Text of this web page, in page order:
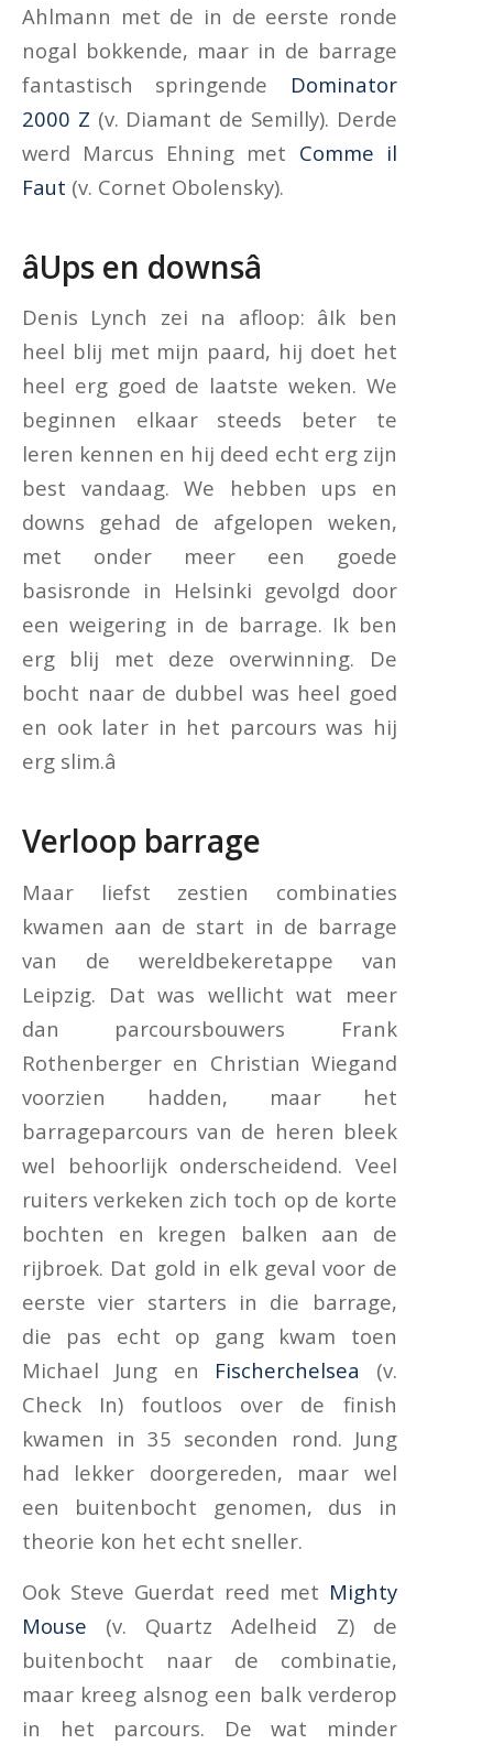
Ahlmann met de in de eerste ronde
nogal bokkende, maar in de barrage
fantastisch springende Dominator
2000 Z (v. Diamant de Semilly). Derde
werd Marcus Ehning met Comme il
Faut (v. Cornet Obolensky).
âUps en downsâ
Denis Lynch zei na afloop: âIk ben
heel blij met mijn paard, hij doet het
heel erg goed de laatste weken. We
beginnen elkaar steeds beter te
leren kennen en hij deed echt erg zijn
best vandaag. We hebben ups en
downs gehad de afgelopen weken,
met onder meer een goede
basisronde in Helsinki gevolgd door
een weigering in de barrage. Ik ben
erg blij met deze overwinning. De
bocht naar de dubbel was heel goed
en ook later in het parcours was hij
erg slim.â
Verloop barrage
Maar liefst zestien combinaties
kwamen aan de start in de barrage
van de wereldbekeretappe van
Leipzig. Dat was wellicht wat meer
dan parcoursbouwers Frank
Rothenberger en Christian Wiegand
voorzien hadden, maar het
barrageparcours van de heren bleek
wel behoorlijk onderscheidend. Veel
ruiters verkeken zich toch op de korte
bochten en kregen balken aan de
rijbroek. Dat gold in elk geval voor de
eerste vier starters in die barrage,
die pas echt op gang kwam toen
Michael Jung en Fischerchelsea (v.
Check In) foutloos over de finish
kwamen in 35 seconden rond. Jung
had lekker doorgereden, maar wel
een buitenbocht genomen, dus in
theorie kon het echt sneller.
Ook Steve Guerdat reed met Mighty
Mouse (v. Quartz Adelheid Z) de
buitenbocht naar de combinatie,
maar kreeg alsnog een balk verderop
in het parcours. De wat minder